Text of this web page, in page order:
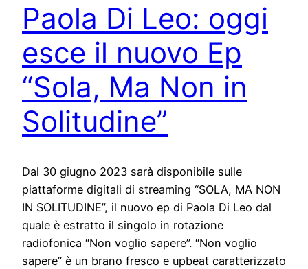
Paola Di Leo: oggi
esce il nuovo Ep
“Sola, Ma Non in
Solitudine”
Dal 30 giugno 2023 sarà disponibile sulle
piattaforme digitali di streaming “SOLA, MA NON
IN SOLITUDINE”, il nuovo ep di Paola Di Leo dal
quale è estratto il singolo in rotazione
radiofonica “Non voglio sapere”. “Non voglio
sapere” è un brano fresco e upbeat caratterizzato